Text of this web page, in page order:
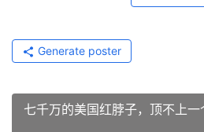
Generate poster
七千万的美国红脖子，顶不上